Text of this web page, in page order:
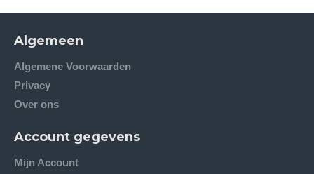
Algemeen
Algemene Voorwaarden
Privacy
Over ons
Account gegevens
Mijn Account